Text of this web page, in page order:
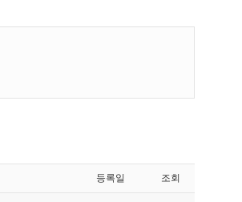
등록일 조회